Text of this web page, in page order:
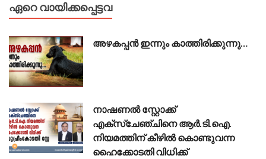
ഏറെ വായിക്കപ്പെട്ടവ
അഴകപ്പൻ ഇന്നും കാത്തിരിക്കുന്നു…
നാഷണൽ സ്റ്റോക്ക്
എക്സ്ചേഞ്ചിനെ ആർ.ടി.ഐ.
നിയമത്തിന് കീഴിൽ കൊണ്ടുവന്ന
ഹൈക്കോടതി വിധിക്ക്